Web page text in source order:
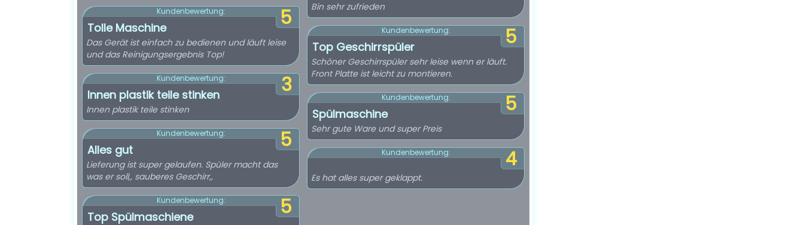
5
Kundenbewertung:
Tolle Maschine
Das Gerät ist einfach zu bedienen und läuft leise
und das Reinigungsergebnis Top!
3
Kundenbewertung:
Innen plastik teile stinken
Innen plastik teile stinken
5
Kundenbewertung:
Alles gut
Lieferung ist super gelaufen. Spüler macht das
was er soll,, sauberes Geschirr,,
5
Kundenbewertung:
Top Spülmaschiene
Bin sehr zufrieden
5
Kundenbewertung:
Top Geschirrspüler
Schöner Geschirrspüler sehr leise wenn er läuft.
Front Platte ist leicht zu montieren.
5
Kundenbewertung:
Spülmaschine
Sehr gute Ware und super Preis
4
Kundenbewertung:
Es hat alles super geklappt.